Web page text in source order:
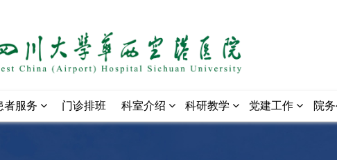
者服务 门诊排班 科室介绍 科研教学 党建工作 院